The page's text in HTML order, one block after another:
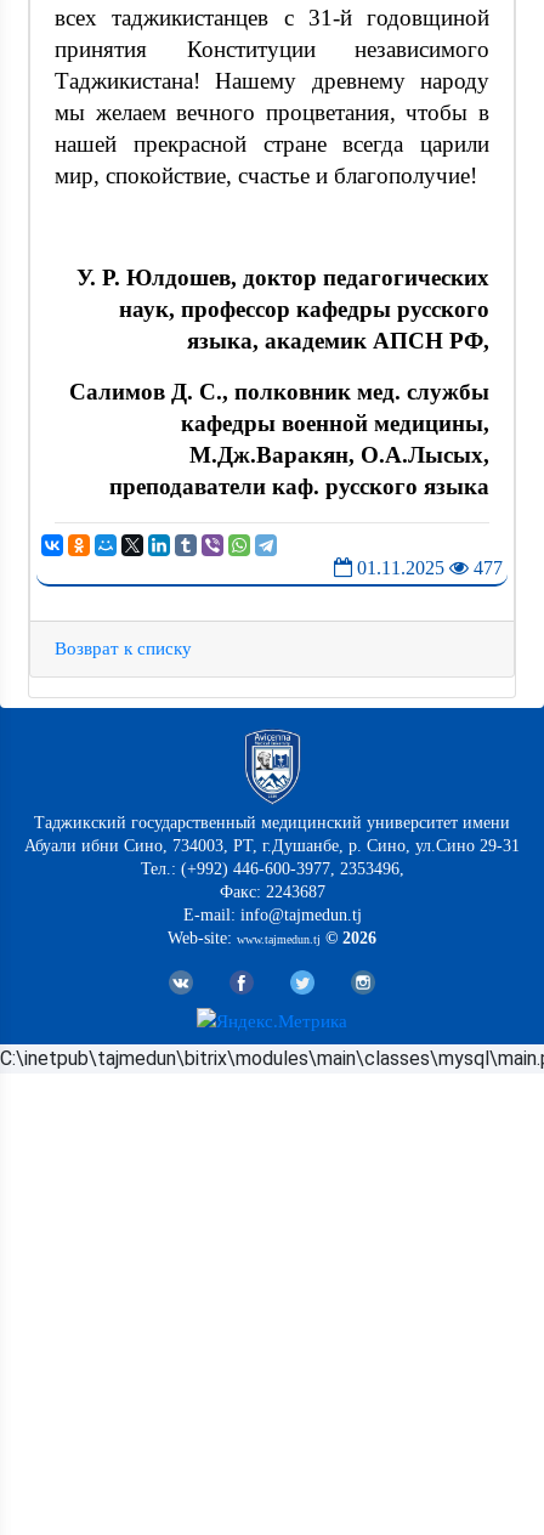
всех таджикистанцев с 31-й годовщиной
принятия Конституции независимого
Таджикистана! Нашему древнему народу
мы желаем вечного процветания, чтобы в
нашей прекрасной стране всегда царили
мир, спокойствие, счастье и благополучие!
У. Р. Юлдошев, доктор педагогических
наук, профессор кафедры русского
языка, академик АПСН РФ,
Салимов Д. С., полковник мед. службы
кафедры военной медицины,
М.Дж.Варакян, О.А.Лысых,
преподаватели каф. русского языка
01.11.2025 477
Возврат к списку
Таджикский государственный медицинский университет имени
Абуали ибни Сино, 734003, РТ, г.Душанбе, р. Сино, ул.Сино 29-31
Тел.: (+992) 446-600-3977, 2353496,
Факс: 2243687
E-mail: info@tajmedun.tj
Web-site: www.tajmedun.tj © 2026